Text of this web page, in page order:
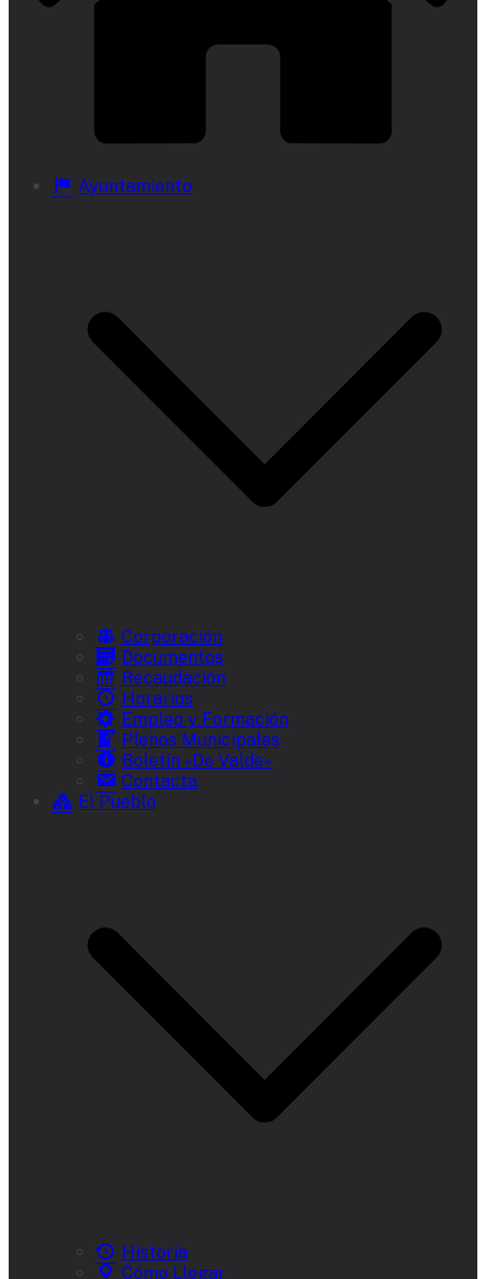
Ayuntamiento
Corporación
Documentos
Recaudación
Horarios
Empleo y Formación
Plenos Municipales
Boletín «De Valde»
Contacta
El Pueblo
Historia
Cómo Llegar